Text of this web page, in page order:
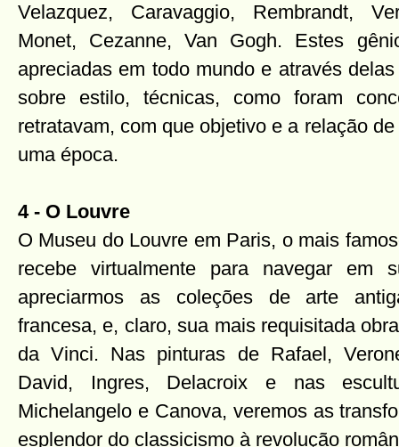
Velazquez, Caravaggio, Rembrandt,
Monet, Cezanne, Van Gogh. Estes
apreciadas em todo mundo e através
sobre estilo, técnicas, como foram
retratavam, com que objetivo e a relação
uma época.
4 - O Louvre
O Museu do Louvre em Paris, o mais
recebe virtualmente para navegar em
apreciarmos as coleções de arte
francesa, e, claro, sua mais requisitada
da Vinci. Nas pinturas de Rafael,
David, Ingres, Delacroix e nas
Michelangelo e Canova, veremos as
esplendor do classicismo à revolução